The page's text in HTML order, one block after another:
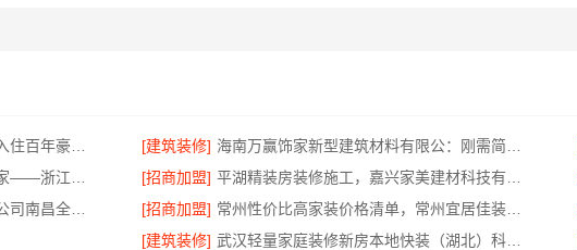
[建筑装修]
[招商加盟]
[招商加盟]
[建筑装修]